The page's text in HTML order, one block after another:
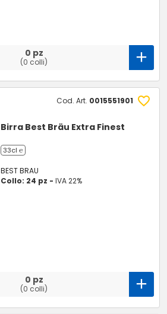
0 pz
(0 colli)
Cod. Art. 0015551901
Birra Best Bräu Extra Finest
33cl ℮
BEST BRAU
Collo: 24 pz -IVA 22%
0 pz
(0 colli)